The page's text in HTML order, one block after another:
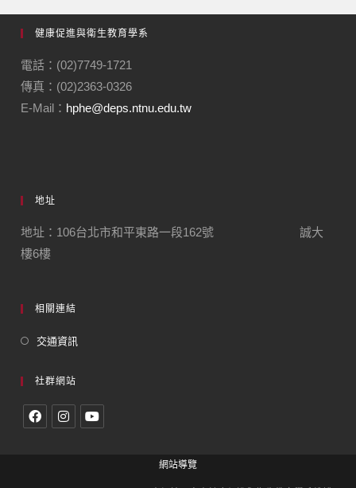
健康促進與衛生教育學系
電話：(02)7749-1721
傳真：(02)2363-0326
E-Mail： hphe@deps.ntnu.edu.tw
地址
地址：106台北市和平東路一段162號 誠大
樓6樓
相關連結
交通資訊
社群網站
網站導覽